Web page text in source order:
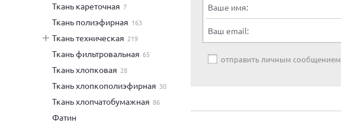
ткань кареточная 7
ткань полиэфирная 163
ткань техническая 219
ткань фильтровальная 65
ткань хлопковая 28
ткань хлопкополиэфирная 30
ткань хлопчатобумажная 86
фатин
Ваше имя:
Ваш email:
отправить личным сообщением